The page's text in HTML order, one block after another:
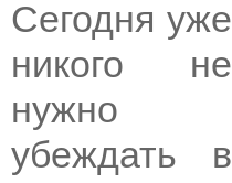
Сегодня уже
никого не
нужно
убеждать в